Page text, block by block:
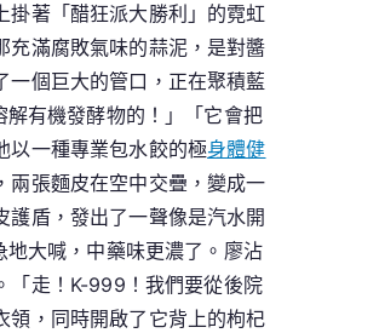
掛著「醋狂派大勝利」的霓虹
充滿腐敗氣味的蒜泥，是對醬
個巨大的管口，正在聚積藍
有機發酵物的！」「它會把
以一種專業包水餃的極身體健
兩張麵皮在空中交疊，變成一
盾，發出了一聲像是汽水開
大喊，中藥味更濃了。廖沾
「走！K-999！我們要從後院
領，同時開啟了它背上的枸杞